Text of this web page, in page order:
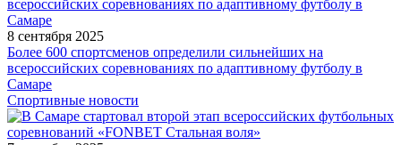
8 сентября 2025
Более 600 спортсменов определили сильнейших на
всероссийских соревнованиях по адаптивному футболу в
Самаре
Спортивные новости